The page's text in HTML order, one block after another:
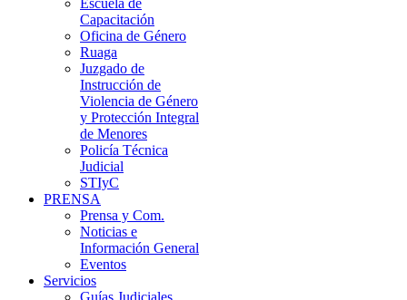
Escuela de
Capacitación
Oficina de Género
Ruaga
Juzgado de
Instrucción de
Violencia de Género
y Protección Integral
de Menores
Policía Técnica
Judicial
STIyC
PRENSA
Prensa y Com.
Noticias e
Información General
Eventos
Servicios
Guías Judiciales